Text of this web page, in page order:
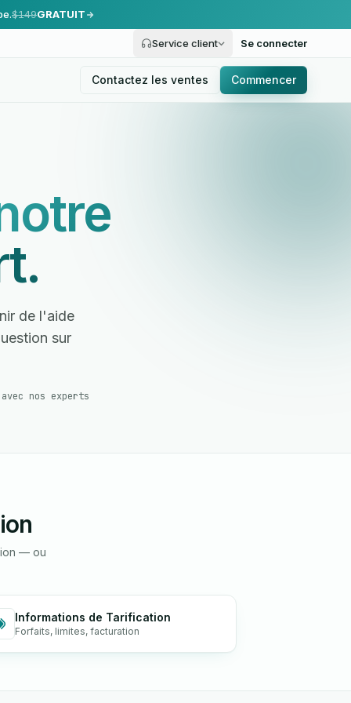
$149GRATUIT
Service client Se connecter
Contactez les ventes Commencer
de l'aide
sur
nos experts
— ou
Informations de Tarification
Forfaits, limites, facturation